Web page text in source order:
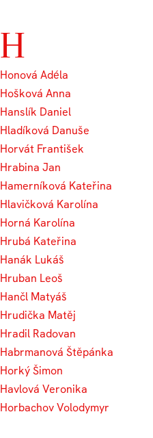
H
Honová Adéla
Hošková Anna
Hanslík Daniel
Hladíková Danuše
Horvát František
Hrabina Jan
Hamerníková Kateřina
Hlavičková Karolína
Horná Karolína
Hrubá Kateřina
Hanák Lukáš
Hruban Leoš
Hančl Matyáš
Hrudička Matěj
Hradil Radovan
Habrmanová Štěpánka
Horký Šimon
Havlová Veronika
Horbachov Volodymyr